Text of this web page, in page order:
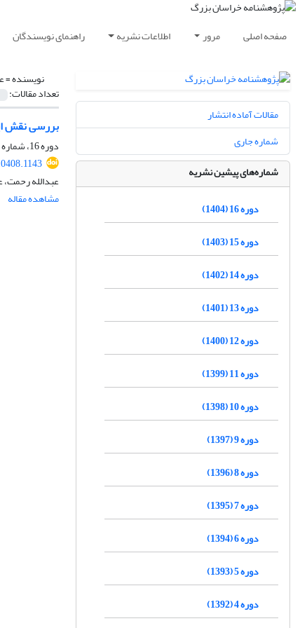
صفحه اصلی مرور اطلاعات نشریه راهنمای نویسندگان
نویسنده =
تعداد مقالات:
بررسی نقش
دوره 16، شماره 59، تابستان 1404، صفحه
عبدالله
مشاهده مقاله
مقالات آماده انتشار
شماره جاری
شماره‌های پیشین نشریه
دوره 16 (1404)
دوره 15 (1403)
دوره 14 (1402)
دوره 13 (1401)
دوره 12 (1400)
دوره 11 (1399)
دوره 10 (1398)
دوره 9 (1397)
دوره 8 (1396)
دوره 7 (1395)
دوره 6 (1394)
دوره 5 (1393)
دوره 4 (1392)